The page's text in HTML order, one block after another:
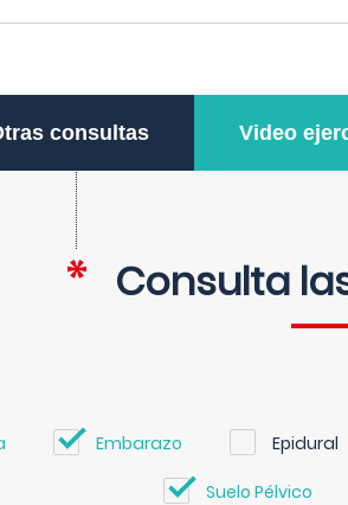
consultas Video
Consulta
Embarazo Epidural
Suelo Pélvico